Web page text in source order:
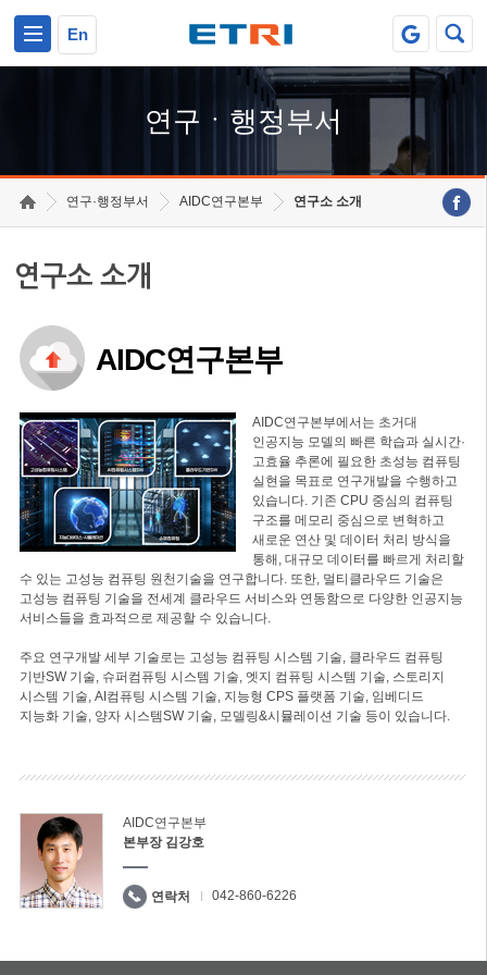
En
연구ㆍ행정부서
연구·행정부서 AIDC연구본부 연구소 소개
연구소 소개
AIDC연구본부
AIDC연구본부에서는 초거대
인공지능 모델의 빠른 학습과 실시간·
고효율 추론에 필요한 초성능 컴퓨팅
실현을 목표로 연구개발을 수행하고
있습니다. 기존 CPU 중심의 컴퓨팅
구조를 메모리 중심으로 변혁하고
새로운 연산 및 데이터 처리 방식을
통해, 대규모 데이터를 빠르게 처리할
수 있는 고성능 컴퓨팅 원천기술을 연구합니다. 또한, 멀티클라우드 기술은
고성능 컴퓨팅 기술을 전세계 클라우드 서비스와 연동함으로 다양한 인공지능
서비스들을 효과적으로 제공할 수 있습니다.
주요 연구개발 세부 기술로는 고성능 컴퓨팅 시스템 기술, 클라우드 컴퓨팅
기반SW 기술, 슈퍼컴퓨팅 시스템 기술, 엣지 컴퓨팅 시스템 기술, 스토리지
시스템 기술, AI컴퓨팅 시스템 기술, 지능형 CPS 플랫폼 기술, 임베디드
지능화 기술, 양자 시스템SW 기술, 모델링&시뮬레이션 기술 등이 있습니다.
AIDC연구본부
본부장 김강호
연락처 042-860-6226